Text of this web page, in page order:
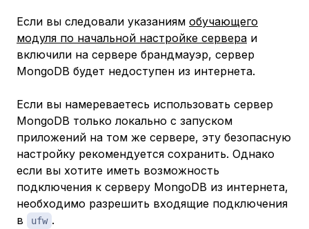
Если вы следовали указаниям обучающего
модуля по начальной настройке сервера и
включили на сервере брандмауэр, сервер
MongoDB будет недоступен из интернета.
Если вы намереваетесь использовать сервер
MongoDB только локально с запуском
приложений на том же сервере, эту безопасную
настройку рекомендуется сохранить. Однако
если вы хотите иметь возможность
подключения к серверу MongoDB из интернета,
необходимо разрешить входящие подключения
в
ufw .